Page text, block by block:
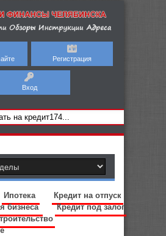
Регистрация
Вход
Ипотека
Кредит на отпуск
бизнеса
Кредит под залог